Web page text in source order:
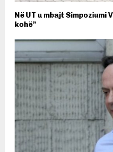
Në UT u mbajt Simpoziumi
kohë”